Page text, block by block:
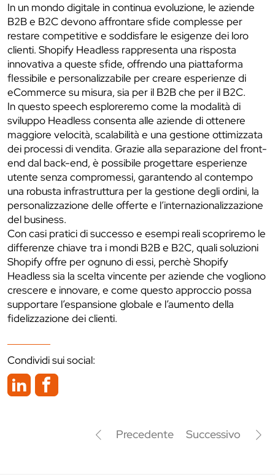
In un mondo digitale in continua evoluzione, le aziende
B2B e B2C devono affrontare sfide complesse per
restare competitive e soddisfare le esigenze dei loro
clienti. Shopify Headless rappresenta una risposta
innovativa a queste sfide, offrendo una piattaforma
flessibile e personalizzabile per creare esperienze di
eCommerce su misura, sia per il B2B che per il B2C.
In questo speech esploreremo come la modalità di
sviluppo Headless consenta alle aziende di ottenere
maggiore velocità, scalabilità e una gestione ottimizzata
dei processi di vendita. Grazie alla separazione del front-
end dal back-end, è possibile progettare esperienze
utente senza compromessi, garantendo al contempo
una robusta infrastruttura per la gestione degli ordini, la
personalizzazione delle offerte e l’internazionalizzazione
del business.
Con casi pratici di successo e esempi reali scopriremo le
differenze chiave tra i mondi B2B e B2C, quali soluzioni
Shopify offre per ognuno di essi, perchè Shopify
Headless sia la scelta vincente per aziende che vogliono
crescere e innovare, e come questo approccio possa
supportare l’espansione globale e l’aumento della
fidelizzazione dei clienti.
Condividi sui social:
Precedente Successivo